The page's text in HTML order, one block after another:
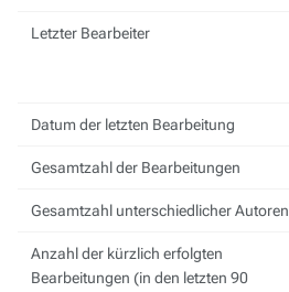
Letzter Bearbeiter
Datum der letzten Bearbeitung
Gesamtzahl der Bearbeitungen
Gesamtzahl unterschiedlicher Autoren
Anzahl der kürzlich erfolgten
Bearbeitungen (in den letzten 90